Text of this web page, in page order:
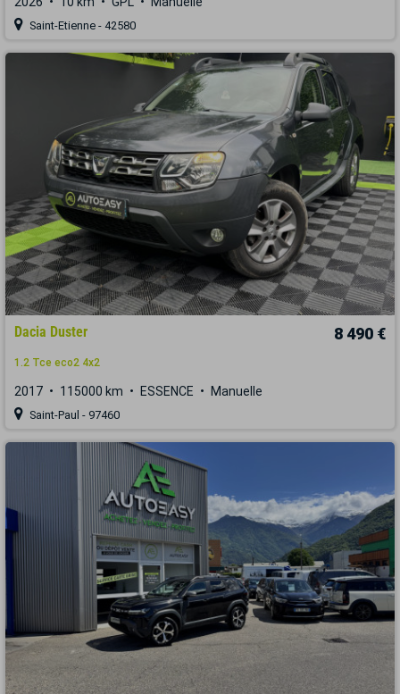
Saint-Etienne - 42580
Dacia Duster 8 490 €
1.2 Tce eco2 4x2
2017 115000 km ESSENCE Manuelle
Saint-Paul - 97460